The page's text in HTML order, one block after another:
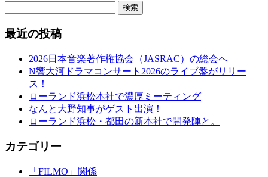
検索
最近の投稿
2026日本音楽著作権協会（JASRAC）の総会へ
N響大河ドラマコンサート2026のライブ盤がリリー
ス！
ローランド浜松本社で濃厚ミーティング
なんと大野知事がゲスト出演！
ローランド浜松・都田の新本社で開発陣と。
カテゴリー
「FILMO」関係